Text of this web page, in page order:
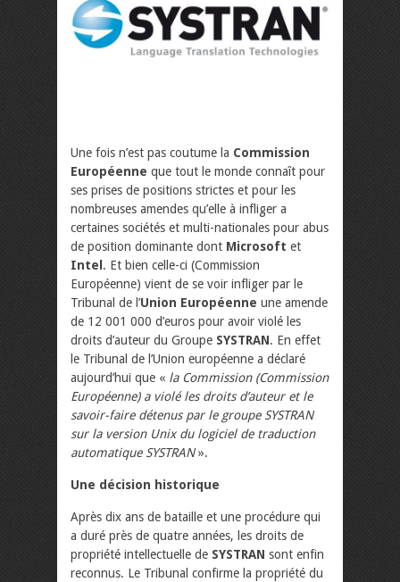
Une fois n’est pas coutume la Commission
Européenne que tout le monde connaît pour
ses prises de positions strictes et pour les
nombreuses amendes qu’elle à infliger a
certaines sociétés et multi-nationales pour abus
de position dominante dont Microsoft et
Intel . Et bien celle-ci (Commission
Européenne) vient de se voir infliger par le
Tribunal de l’Union Européenne une amende
de 12 001 000 d’euros pour avoir violé les
droits d’auteur du Groupe SYSTRAN. En effet
le Tribunal de l’Union européenne a déclaré
aujourd’hui que « la Commission(Commission
Européenne) a violé les droits d’auteur et le
savoir-faire détenus par le groupe SYSTRAN
sur la version Unix du logiciel de traduction
automatique SYSTRAN».
Une décision historique
Après dix ans de bataille et une procédure qui
a duré près de quatre années, les droits de
propriété intellectuelle de SYSTRAN sont enfin
reconnus. Le Tribunal confirme la propriété du